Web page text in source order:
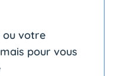
ou votre
pour vous